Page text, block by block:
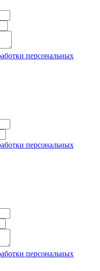
персональных
персональных
персональных